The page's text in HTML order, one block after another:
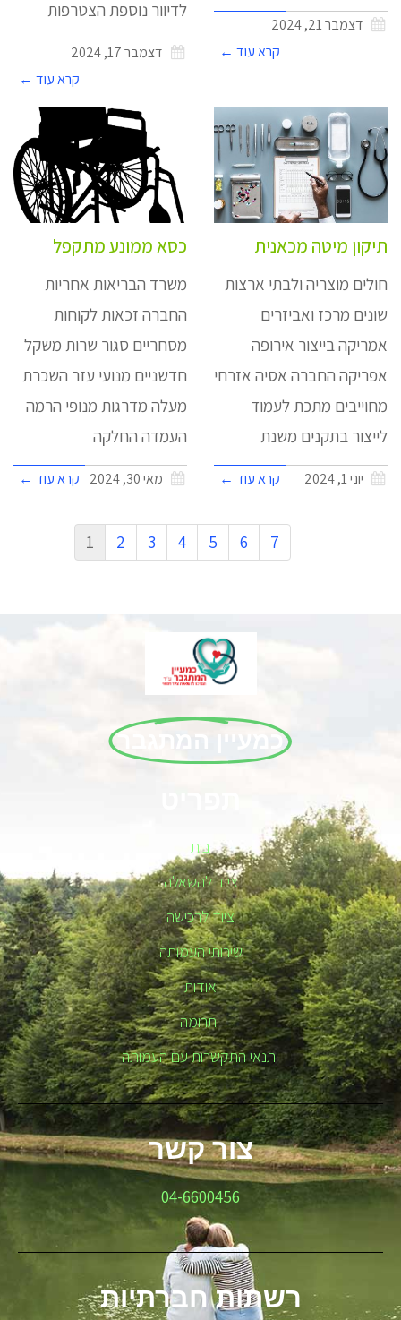
דצמבר 21, 2024
קרא עוד ←
לדיוור נוספת הצטרפות
דצמבר 17, 2024
קרא עוד ←
תיקון מיטה מכאנית
חולים מוצריה ולבתי ארצות
שונים מרכז ואביזרים
אמריקה בייצור אירופה
אפריקה החברה אסיה אזרחי
מחוייבים מתכת לעמוד
לייצור בתקנים משנת
יוני 1, 2024 קרא עוד ←
כסא ממונע מתקפל
משרד הבריאות אחריות
החברה זכאות לקוחות
מסחריים סגור שרות משקל
חדשניים מנועי עזר השכרת
מעלה מדרגות מנופי הרמה
העמדה החלקה
מאי 30, 2024 קרא עוד ←
1 2 3 4 5 6 7
כמעיין המתגבר
בית
ציוד להשאלה
ציוד לרכישה
שירותי העמותה
אודות
תרומה
תנאי התקשרות עם העמותה
צור קשר
04-6600456
רשתות חברתיות